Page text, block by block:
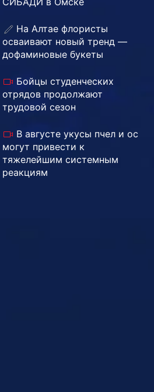
На Алтае флористы
осваивают новый тренд —
дофаминовые букеты
Бойцы студенческих
отрядов продолжают
трудовой сезон
В августе укусы пчел и ос
могут привести к
тяжелейшим системным
реакциям